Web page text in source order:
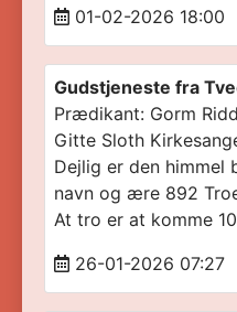
01-02-2026 18:00
Gudstjeneste fra
Prædikant: Gorm
Gitte Sloth
Dejlig er den himmel
navn og ære 892
At tro er at komme
26-01-2026 07:27